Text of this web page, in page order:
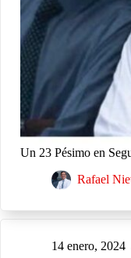
Un 23 Pésimo en
Rafael
14 enero, 2024